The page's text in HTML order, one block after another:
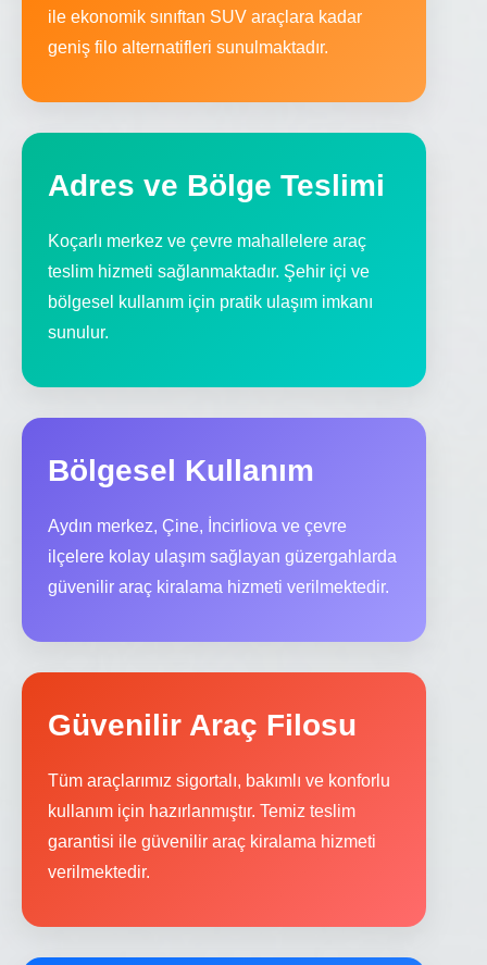
ile ekonomik sınıftan SUV araçlara kadar
geniş filo alternatifleri sunulmaktadır.
Adres ve Bölge Teslimi
Koçarlı merkez ve çevre mahallelere araç
teslim hizmeti sağlanmaktadır. Şehir içi ve
bölgesel kullanım için pratik ulaşım imkanı
sunulur.
Bölgesel Kullanım
Aydın merkez, Çine, İncirliova ve çevre
ilçelere kolay ulaşım sağlayan güzergahlarda
güvenilir araç kiralama hizmeti verilmektedir.
Güvenilir Araç Filosu
Tüm araçlarımız sigortalı, bakımlı ve konforlu
kullanım için hazırlanmıştır. Temiz teslim
garantisi ile güvenilir araç kiralama hizmeti
verilmektedir.